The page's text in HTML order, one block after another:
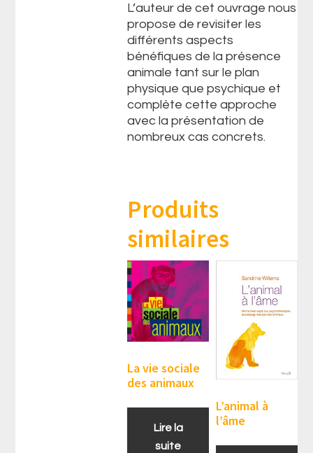
L’auteur de cet ouvrage nous
propose de revisiter les
différents aspects
bénéfiques de la présence
animale tant sur le plan
physique que psychique et
complète cette approche
avec la présentation de
nombreux cas concrets.
Produits
similaires
La vie sociale
des animaux
Lire la
suite
L’animal à
l’âme